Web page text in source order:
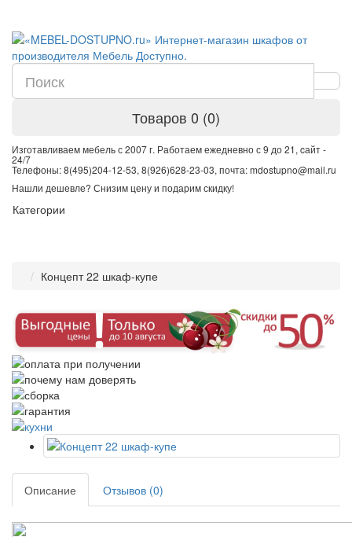
Товаров 0 (0)
Изготавливаем мебель с 2007 г. Работаем ежедневно с 9 до 21, cайт -
24/7
Телефоны: 8(495)204-12-53, 8(926)628-23-03, почта: mdostupno@mail.ru
Нашли дешевле? Снизим цену и подарим скидку!
Категории
Концепт 22 шкаф-купе
Описание Отзывов (0)